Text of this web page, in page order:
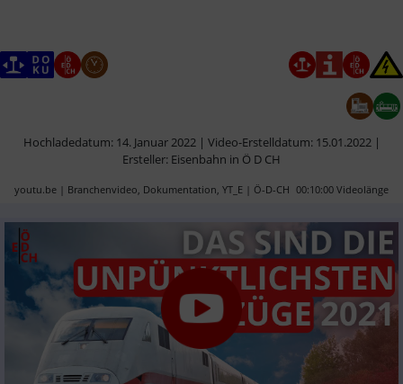
Hochladedatum: 14. Januar 2022 | Video-Erstelldatum: 15.01.2022 |
Ersteller: Eisenbahn in Ö D CH
youtu.be | Branchenvideo, Dokumentation, YT_E | Ö-D-CH 00:10:00 Videolänge